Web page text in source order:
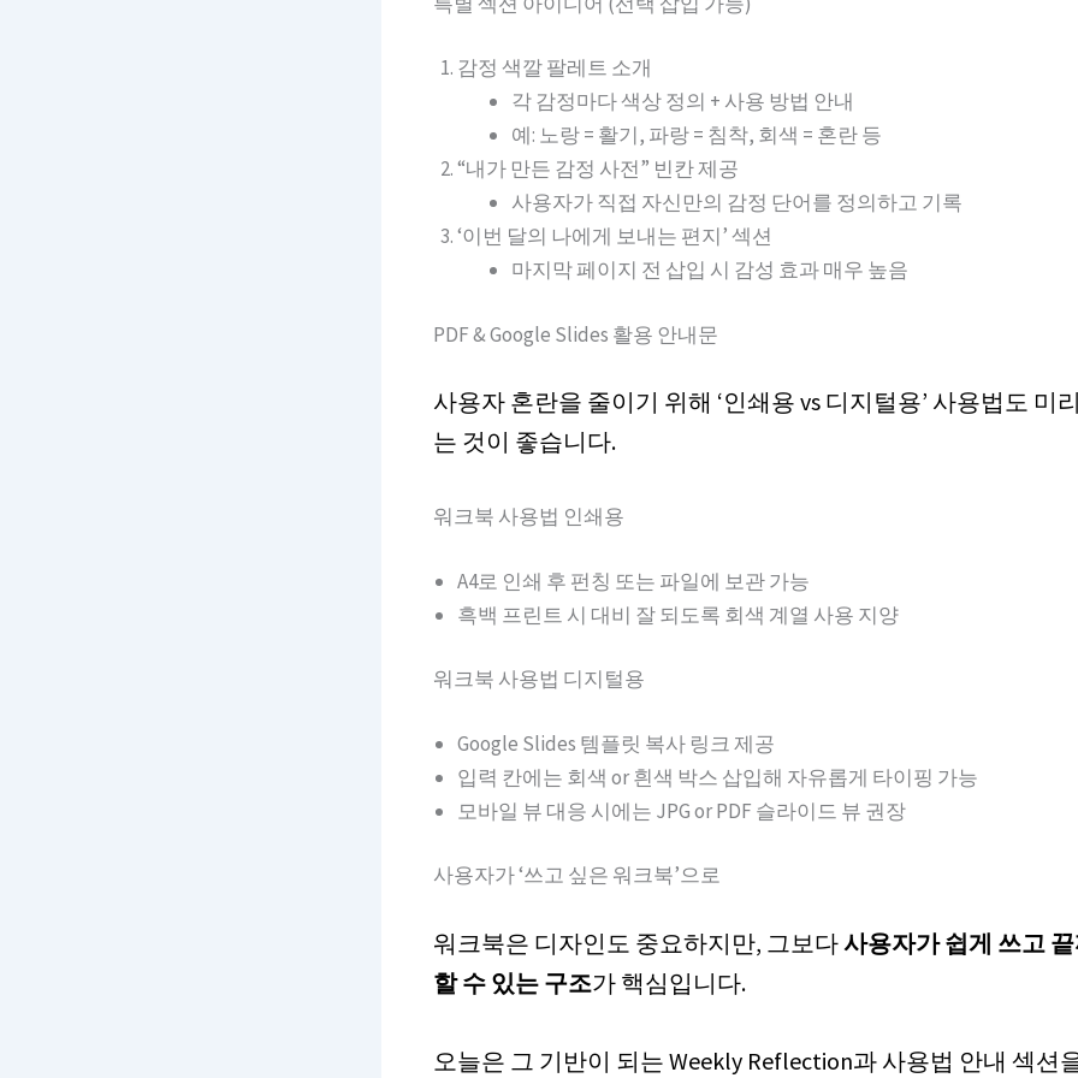
감정 색깔 팔레트 소개
각 감정마다 색상 정의 + 사용 방법 안내
예: 노랑 = 활기, 파랑 = 침착, 회색 = 혼란 등
“내가 만든 감정 사전” 빈칸 제공
사용자가 직접 자신만의 감정 단어를 정의하고 기록
‘이번 달의 나에게 보내는 편지’ 섹션
마지막 페이지 전 삽입 시 감성 효과 매우 높음
PDF & Google Slides 활용 안내문
사용자 혼란을 줄이기 위해 ‘인쇄용 vs 디지털용’ 사용법도 미
는 것이 좋습니다.
워크북 사용법 인쇄용
A4로 인쇄 후 펀칭 또는 파일에 보관 가능
흑백 프린트 시 대비 잘 되도록 회색 계열 사용 지양
워크북 사용법 디지털용
Google Slides 템플릿 복사 링크 제공
입력 칸에는 회색 or 흰색 박스 삽입해 자유롭게 타이핑 가능
모바일 뷰 대응 시에는 JPG or PDF 슬라이드 뷰 권장
사용자가 ‘쓰고 싶은 워크북’으로
워크북은 디자인도 중요하지만, 그보다사용자가 쉽게 쓰고
할 수 있는 구조가 핵심입니다.
오늘은 그 기반이 되는 Weekly Reflection과 사용법 안내 섹션